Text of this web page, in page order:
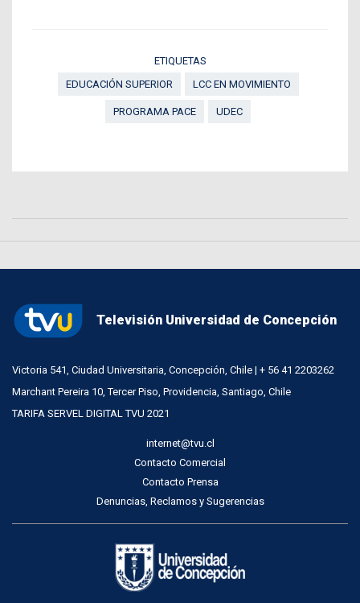
ETIQUETAS
EDUCACIÓN SUPERIOR
LCC EN MOVIMIENTO
PROGRAMA PACE UDEC
Televisión Universidad de Concepción
Victoria 541, Ciudad Universitaria, Concepción, Chile | + 56 41 2203262
Marchant Pereira 10, Tercer Piso, Providencia, Santiago, Chile
TARIFA SERVEL DIGITAL TVU 2021
internet@tvu.cl
Contacto Comercial
Contacto Prensa
Denuncias, Reclamos y Sugerencias